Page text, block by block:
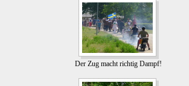
Der Zug macht richtig Dampf!